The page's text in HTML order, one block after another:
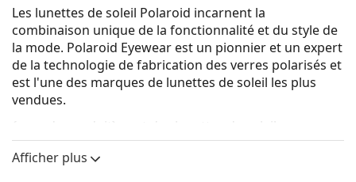
Les lunettes de soleil Polaroid incarnent la
combinaison unique de la fonctionnalité et du style de
la mode. Polaroid Eyewear est un pionnier et un expert
de la technologie de fabrication des verres polarisés et
est l'une des marques de lunettes de soleil les plus
vendues.
{nom du produit}
sont des lunettes de soleil pour
hommes.
Voyez à quoi vous ressemblez avec ces lunettes de
Afficher plus